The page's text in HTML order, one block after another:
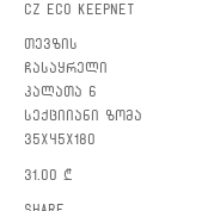
CZ ECO KEEPNET
თევზის
ჩასაყრელი
კალათა 6
სექციიანი ზომა
35X45X180
31.00 ₾